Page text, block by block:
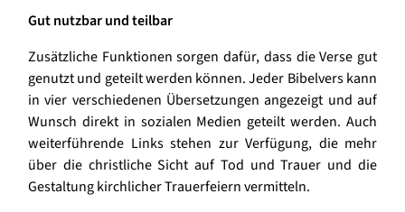
Gut nutzbar und teilbar
Zusätzliche Funktionen sorgen dafür, dass die Verse gut
genutzt und geteilt werden können. Jeder Bibelvers kann
in vier verschiedenen Übersetzungen angezeigt und auf
Wunsch direkt in sozialen Medien geteilt werden. Auch
weiterführende Links stehen zur Verfügung, die mehr
über die christliche Sicht auf Tod und Trauer und die
Gestaltung kirchlicher Trauerfeiern vermitteln.